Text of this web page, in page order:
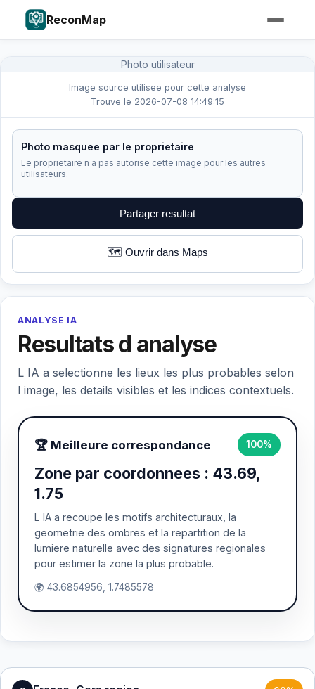
ReconMap
Photo utilisateur
Image source utilisee pour cette analyse
Trouve le 2026-07-08 14:49:15
Photo masquee par le proprietaire
Le proprietaire n a pas autorise cette image pour les autres
utilisateurs.
Partager resultat
🗺️ Ouvrir dans Maps
ANALYSE IA
Resultats d analyse
L IA a selectionne les lieux les plus probables selon
l image, les details visibles et les indices contextuels.
🏆 Meilleure correspondance 100%
Zone par coordonnees : 43.69,
1.75
L IA a recoupe les motifs architecturaux, la
geometrie des ombres et la repartition de la
lumiere naturelle avec des signatures regionales
pour estimer la zone la plus probable.
🌍 43.6854956, 1.7485578